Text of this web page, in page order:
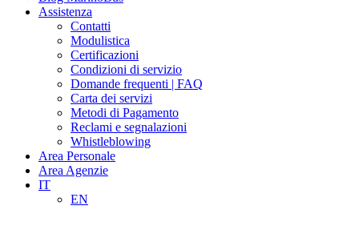
Assistenza
Contatti
Modulistica
Certificazioni
Condizioni di servizio
Domande frequenti | FAQ
Carta dei servizi
Metodi di Pagamento
Reclami e segnalazioni
Whistleblowing
Area Personale
Area Agenzie
IT
EN